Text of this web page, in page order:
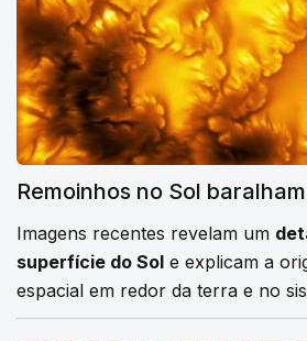
Remoinhos no Sol
Imagens recentes revelam um
superfície do Sol e explicam a
espacial em redor da terra e no